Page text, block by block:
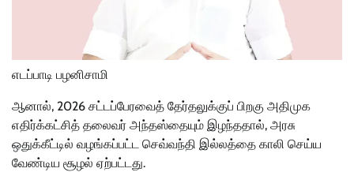
எடப்பாடி பழனிசாமி
ஆனால், 2026 சட்டப்பேரவைத் தேர்தலுக்குப் பிறகு அதிமுக
எதிர்க்கட்சித் தலைவர் அந்தஸ்தையும் இழந்ததால், அரசு
ஒதுக்கீட்டில் வழங்கப்பட்ட செவ்வந்தி இல்லத்தை காலி செய்ய
வேண்டிய சூழல் ஏற்பட்டது.